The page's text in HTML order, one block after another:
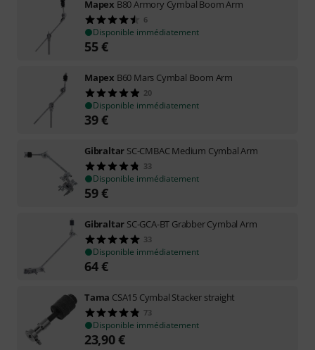
Mapex B80 Armory Cymbal Boom Arm
6
Disponible immédiatement
55€
Mapex B60 Mars Cymbal Boom Arm
20
Disponible immédiatement
39€
Gibraltar SC-CMBAC Medium Cymbal Arm
33
Disponible immédiatement
59€
Gibraltar SC-GCA-BT Grabber Cymbal Arm
33
Disponible immédiatement
64€
Tama CSA15 Cymbal Stacker straight
73
Disponible immédiatement
23,90€